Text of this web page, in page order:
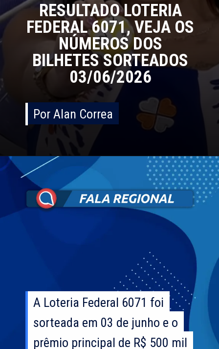
Por Alan Correa
Por Alan Correa
RESULTADO LOTERIA
FEDERAL 6071, VEJA OS
NÚMEROS DOS
BILHETES SORTEADOS
03/06/2026
A Loteria Federal 6071 foi
sorteada em 03 de junho e o
prêmio principal de R$ 500 mil
A Loteria Federal 6071 foi
sorteada em 03 de junho e o
prêmio principal de R$ 500 mil